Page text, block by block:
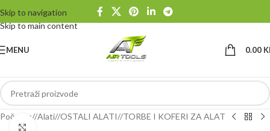
Skip to navigation
Skip to main content
MENU 0.00
Početna/ Alati/ OSTALI ALATI/ TORBE I KOFERI ZA ALAT